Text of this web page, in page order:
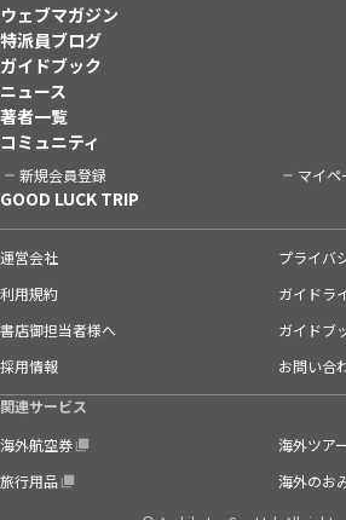
ウェブマガジン
特派員ブログ
ガイドブック
ニュース
著者一覧
コミュニティ
新規会員登録 マイペ
GOOD LUCK TRIP
運営会社
プライバ
利用規約
ガイドラ
書店御担当者様へ
ガイドブ
採用情報
お問い合
関連サービス
海外航空券
海外ツア
旅行用品
海外のお